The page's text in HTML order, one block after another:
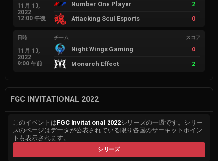
11月 10,
2022
12:00 午後
Number One Player
2
Attacking Soul Esports
0
日時
11月 10,
2022
9:00 午前
チーム スコア
Night Wings Gaming
0
Monarch Effect
2
FGC INVITATIONAL 2022
このイベントはFGC Invitational 2022シリーズの一環です。シリー
ズのページはデータが公表されている限り各国のサーキットポイン
トも表示されます。
シリーズ